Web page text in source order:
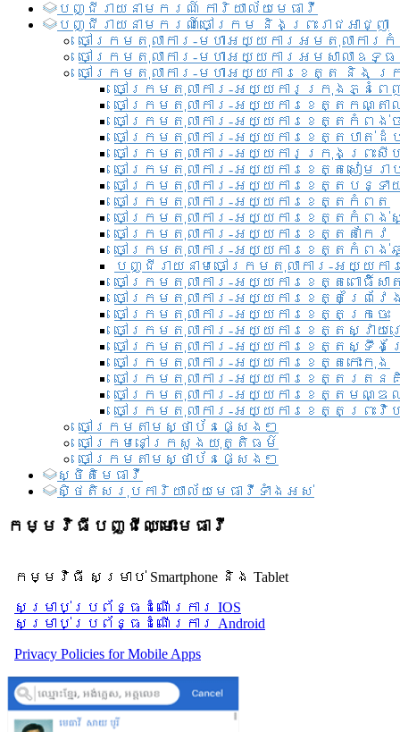
បញ្ជី​រាយ​នាមករណ៍ ការិយាល័យ​មេធាវី​
បញ្ជី​រាយ​នាមករណ៍​ចៅក្រម និងព្រះរាជអាជ្ញា
ចៅក្រមតុលាការ-មហាអយ្យការអមតុលាការ
ចៅក្រមតុលាការ-មហាអយ្យការអមសាលាឧទ្
ចៅក្រមតុលាការ-មហាអយ្យការខេត្ត និង ក្
ចៅក្រមតុលាការ-អយ្យការក្រុងភ្នំពេ
ចៅក្រមតុលាការ-អយ្យការខេត្តកណ្តា
ចៅក្រមតុលាការ-អយ្យការខេត្តកំពង់ច
ចៅក្រមតុលាការ-អយ្យការខេត្តបាត់ដំ
ចៅក្រមតុលាការ-អយ្យការ​ក្រុងព្រះសី
ចៅក្រមតុលាការ-អយ្យការខេត្តសៀមរា
ចៅក្រមតុលាការ-អយ្យការខេត្តបន្ទា
ចៅក្រមតុលាការ-អយ្យការខេត្តកំពត
ចៅក្រមតុលាការ-អយ្យការខេត្តកំពង់
ចៅក្រមតុលាការ-អយ្យការខេត្តតាកែវ
ចៅក្រមតុលាការ-អយ្យការខេត្តកំពង់
បញ្ជីរាយនាមចៅក្រមតុលាការ-អយ្យក
ចៅក្រមតុលាការ-អយ្យការខេត្តពោធិ៍សា
ចៅក្រមតុលាការ-អយ្យការខេត្តព្រៃវែ
ចៅក្រមតុលាការ-អយ្យការខេត្តក្រចេះ
ចៅក្រមតុលាការ-អយ្យការខេត្តស្វាយ
ចៅក្រមតុលាការ-អយ្យការខេត្តស្ទឹង
ចៅក្រមតុលាការ-អយ្យការខេត្តកោះកុង
ចៅក្រមតុលាការ-អយ្យការខេត្តរតន
ចៅក្រមតុលាការ-អយ្យការខេត្តមណ្
ចៅក្រមតុលាការ-អយ្យការខេត្តព្រះវិហ
ចៅក្រមតាមស្ថាប័នផ្សេងៗ
ចៅក្រមនៅក្រសួងយុត្តិធម៌
ចៅក្រមតាមស្ថាប័នផ្សេងៗ
ស្ថិតិមេធាវី
សិ្ថតិសរុបការិយាល័យមេធាវីទាំងអស់​
កម្មវិធីបញ្ជីឈ្មោះមេធាវី
កម្មវិធី សម្រាប់ Smartphone និង Tablet
សម្រាប់​ប្រព័ន្ធដំណើរការ IOS
សម្រាប់​ប្រព័ន្ធដំណើរការ Android
Privacy Policies for Mobile Apps